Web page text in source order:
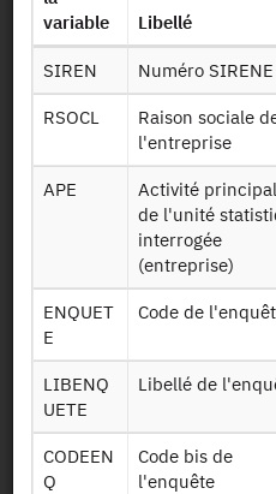
Identifiant persistant (DOI)
Retour à la source
PRODCOM :
agricoles
Autres produits : 2023, 2022,
+
variable
Libellé
SIREN Numéro SIRENE
RSOCL
Raison sociale de
l'entreprise
APE
Activité principale
de l'unité
interrogée
(entreprise)
ENQUET
E
Code de
LIBENQ
UETE
Libellé de
CODEEN
Q
Code bis de
l'enquête